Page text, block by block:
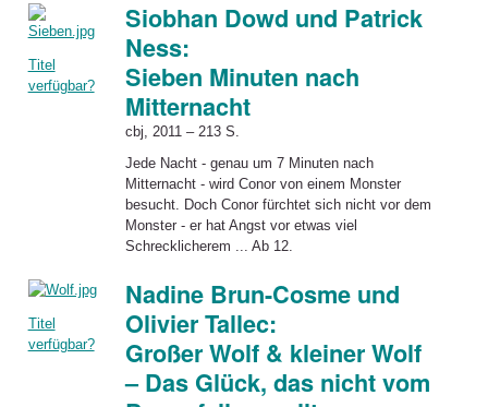
Titel
verfügbar?
Siobhan Dowd und Patrick
Ness:
Sieben Minuten nach
Mitternacht
cbj, 2011 – 213 S.
Jede Nacht - genau um 7 Minuten nach
Mitternacht - wird Conor von einem Monster
besucht. Doch Conor fürchtet sich nicht vor dem
Monster - er hat Angst vor etwas viel
Schrecklicherem ... Ab 12.
Titel
verfügbar?
Nadine Brun-Cosme und
Olivier Tallec:
Großer Wolf & kleiner Wolf
– Das Glück, das nicht vom